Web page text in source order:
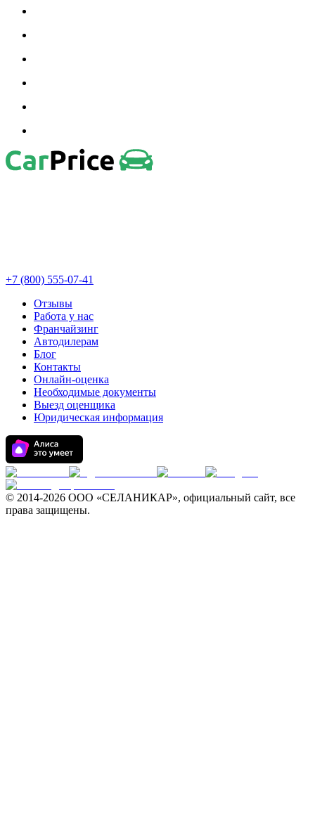
+7 (800) 555-07-41
Отзывы
Работа у нас
Франчайзинг
Автодилерам
Блог
Контакты
Онлайн-оценка
Необходимые документы
Выезд оценщика
Юридическая информация
© 2014-2026 ООО «СЕЛАНИКАР», официальный сайт, все
права защищены.